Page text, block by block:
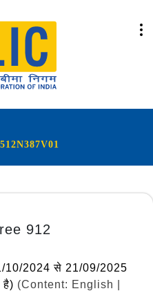
912
10/2024 से 21/09/2025
है) (Content: English |